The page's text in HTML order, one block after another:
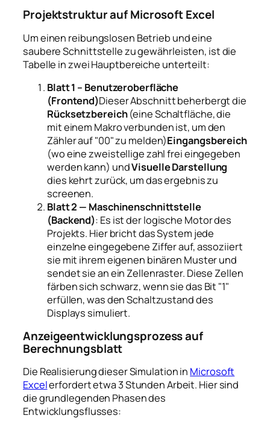
Projektstruktur auf Microsoft Excel
Um einen reibungslosen Betrieb und eine
saubere Schnittstelle zu gewährleisten, ist die
Tabelle in zwei Hauptbereiche unterteilt:
Blatt 1 – Benutzeroberfläche
(Frontend)Dieser Abschnitt beherbergt die
Rücksetzbereich(eine Schaltfläche, die
mit einem Makro verbunden ist, um den
Zähler auf "00" zu melden)Eingangsbereich
(wo eine zweistellige zahl frei eingegeben
werden kann) undVisuelle Darstellung
dies kehrt zurück, um das ergebnis zu
screenen.
Blatt 2 — Maschinenschnittstelle
(Backend): Es ist der logische Motor des
Projekts. Hier bricht das System jede
einzelne eingegebene Ziffer auf, assoziiert
sie mit ihrem eigenen binären Muster und
sendet sie an ein Zellenraster. Diese Zellen
färben sich schwarz, wenn sie das Bit "1"
erfüllen, was den Schaltzustand des
Displays simuliert.
Anzeigeentwicklungsprozess auf
Berechnungsblatt
Die Realisierung dieser Simulation in Microsoft
Excelerfordert etwa 3 Stunden Arbeit. Hier sind
die grundlegenden Phasen des
Entwicklungsflusses: